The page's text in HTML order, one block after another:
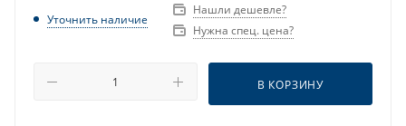
Уточнить наличие
Нашли дешевле?
Нужна спец. цена?
В КОРЗИНУ